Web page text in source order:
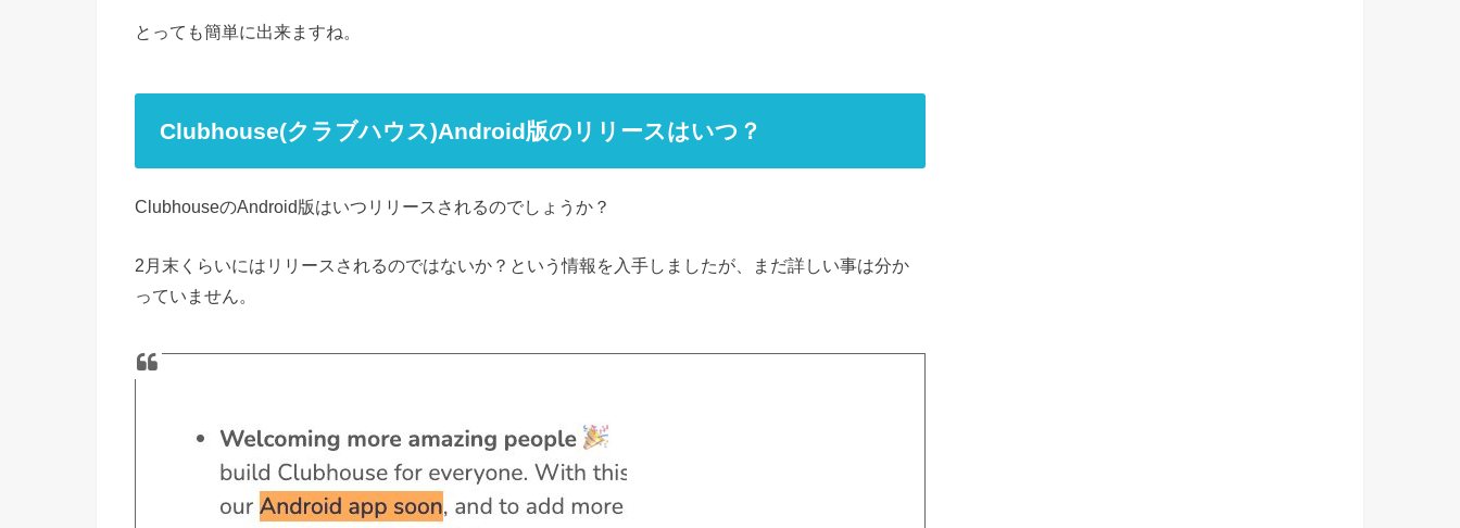
とっても簡単に出来ますね。
Clubhouse(クラブハウス)Android版のリリースはいつ？
ClubhouseのAndroid版はいつリリースされるのでしょうか？
2月末くらいにはリリースされるのではないか？という情報を入手しましたが、まだ詳しい事は分か
っていません。